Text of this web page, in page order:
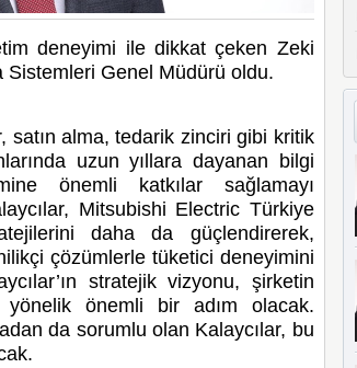
deneyimi ile dikkat çeken Zeki
Sistemleri Genel Müdürü oldu.
satın alma, tedarik zinciri gibi kritik
uzun yıllara dayanan bilgi
önemli katkılar sağlamayı
Mitsubishi Electric Türkiye
daha da güçlendirerek,
çözümlerle tüketici deneyimini
stratejik vizyonu, şirketin
yönelik önemli bir adım olacak.
da sorumlu olan Kalaycılar, bu